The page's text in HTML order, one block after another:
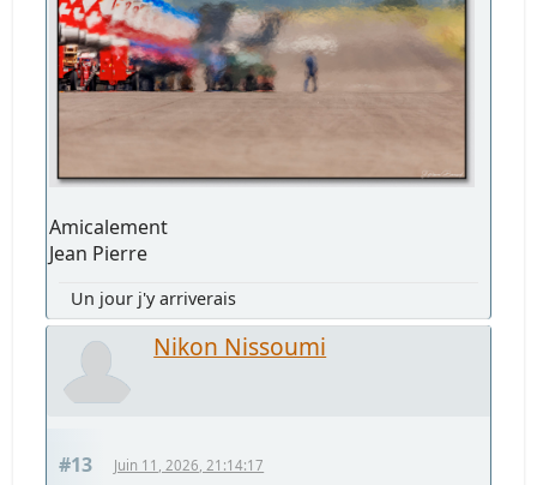
Amicalement
Jean Pierre
Un jour j'y arriverais
Nikon Nissoumi
#13 Juin 11, 2026, 21:14:17